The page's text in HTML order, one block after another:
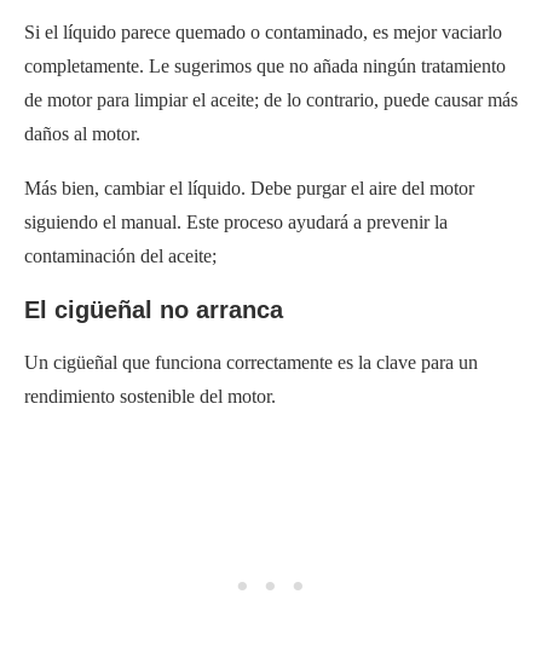
Si el líquido parece quemado o contaminado, es mejor vaciarlo
completamente. Le sugerimos que no añada ningún tratamiento
de motor para limpiar el aceite; de lo contrario, puede causar más
daños al motor.
Más bien, cambiar el líquido. Debe purgar el aire del motor
siguiendo el manual. Este proceso ayudará a prevenir la
contaminación del aceite;
El cigüeñal no arranca
Un cigüeñal que funciona correctamente es la clave para un
rendimiento sostenible del motor.